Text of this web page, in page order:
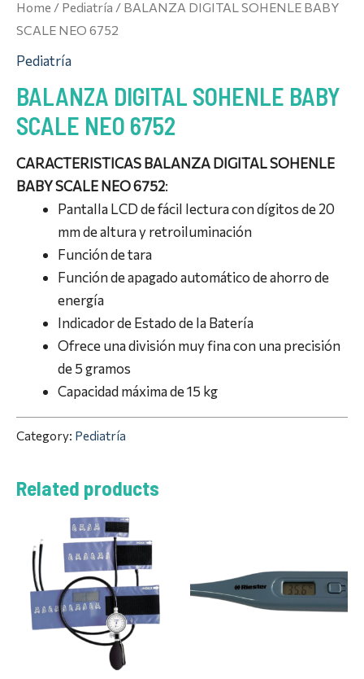
Home / Pediatría / BALANZA DIGITAL SOHENLE BABY
SCALE NEO 6752
Pediatría
BALANZA DIGITAL SOHENLE BABY
SCALE NEO 6752
CARACTERISTICAS BALANZA DIGITAL SOHENLE
BABY SCALE NEO 6752:
Pantalla LCD de fácil lectura con dígitos de 20
mm de altura y retroiluminación
Función de tara
Función de apagado automático de ahorro de
energía
Indicador de Estado de la Batería
Ofrece una división muy fina con una precisión
de 5 gramos
Capacidad máxima de 15 kg
Category: Pediatría
Related products